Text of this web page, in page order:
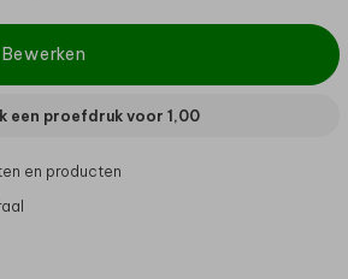
Bewerken
een proefdruk voor 1,00
en producten